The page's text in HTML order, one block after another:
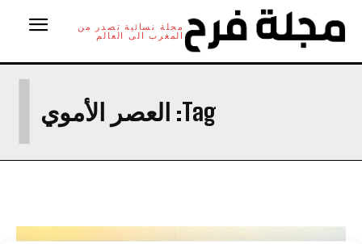
مجلة نسائية تصدر من
المغرب الى العالم
Tag: العصر الأموي